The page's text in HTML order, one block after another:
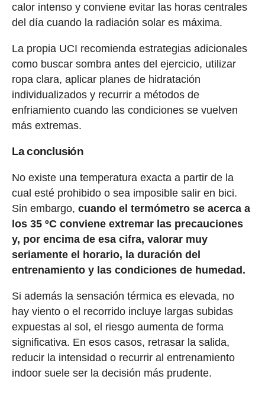
calor intenso y conviene evitar las horas centrales
del día cuando la radiación solar es máxima.
La propia UCI recomienda estrategias adicionales
como buscar sombra antes del ejercicio, utilizar
ropa clara, aplicar planes de hidratación
individualizados y recurrir a métodos de
enfriamiento cuando las condiciones se vuelven
más extremas.
La conclusión
No existe una temperatura exacta a partir de la
cual esté prohibido o sea imposible salir en bici.
Sin embargo, cuando el termómetro se acerca a
los 35 ºC conviene extremar las precauciones
y, por encima de esa cifra, valorar muy
seriamente el horario, la duración del
entrenamiento y las condiciones de humedad.
Si además la sensación térmica es elevada, no
hay viento o el recorrido incluye largas subidas
expuestas al sol, el riesgo aumenta de forma
significativa. En esos casos, retrasar la salida,
reducir la intensidad o recurrir al entrenamiento
indoor suele ser la decisión más prudente.